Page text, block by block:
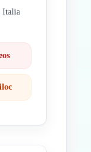
Italia